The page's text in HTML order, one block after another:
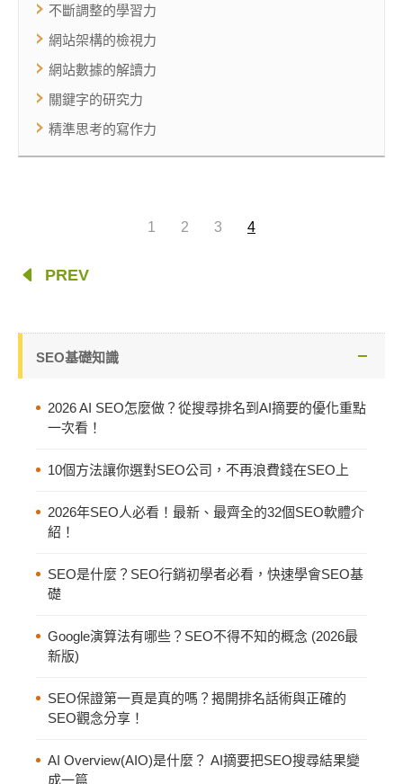
不斷調整的學習力
網站架構的檢視力
網站數據的解讀力
關鍵字的研究力
精準思考的寫作力
1 2 3 4
PREV
SEO基礎知識
2026 AI SEO怎麼做？從搜尋排名到AI摘要的優化重點
一次看！
10個方法讓你選對SEO公司，不再浪費錢在SEO上
2026年SEO人必看！最新、最齊全的32個SEO軟體介
紹！
SEO是什麼？SEO行銷初學者必看，快速學會SEO基
礎
Google演算法有哪些？SEO不得不知的概念 (2026最
新版)
SEO保證第一頁是真的嗎？揭開排名話術與正確的
SEO觀念分享！
AI Overview(AIO)是什麼？ AI摘要把SEO搜尋結果變
成一篇